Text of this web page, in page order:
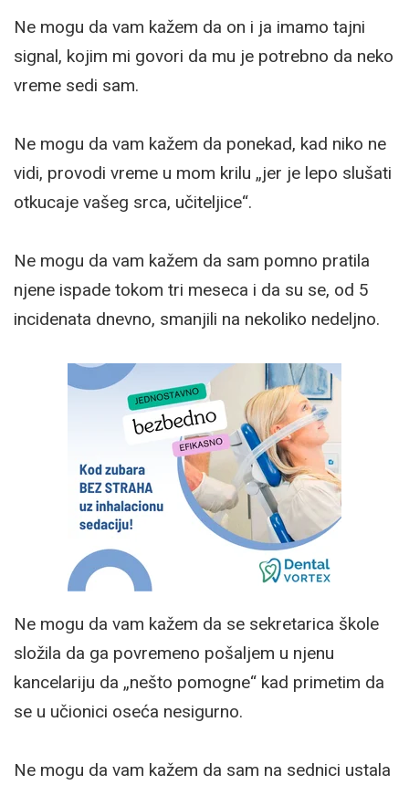
Ne mogu da vam kažem da on i ja imamo tajni
signal, kojim mi govori da mu je potrebno da neko
vreme sedi sam.
Ne mogu da vam kažem da ponekad, kad niko ne
vidi, provodi vreme u mom krilu „jer je lepo slušati
otkucaje vašeg srca, učiteljice“.
Ne mogu da vam kažem da sam pomno pratila
njene ispade tokom tri meseca i da su se, od 5
incidenata dnevno, smanjili na nekoliko nedeljno.
Ne mogu da vam kažem da se sekretarica škole
složila da ga povremeno pošaljem u njenu
kancelariju da „nešto pomogne“ kad primetim da
se u učionici oseća nesigurno.
Ne mogu da vam kažem da sam na sednici ustala